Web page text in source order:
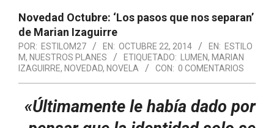
navegación
principal
Novedad Octubre: ‘Los pasos que nos separan’
de Marian Izaguirre
POR: ESTILOM27 EN: OCTUBRE 22, 2014 EN: ESTILO
M, NUESTROS PLANES ETIQUETADO: LUMEN, MARIAN
IZAGUIRRE, NOVEDAD, NOVELA CON: 0 COMENTARIOS
«Últimamente le había dado por